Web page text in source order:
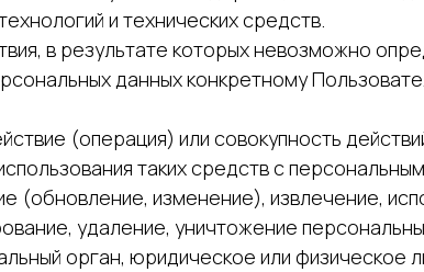
и технических средств.
в результате которых невозможно
данных конкретному
(операция) или совокупность
таких средств с
(обновление, изменение), извлечение,
удаление, уничтожение
орган, юридическое или физическое